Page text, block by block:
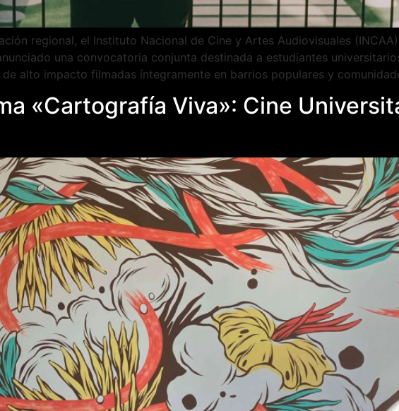
regional, el Instituto Nacional de Cine y Artes Audiovisuales
una convocatoria conjunta destinada a estudiantes
alto impacto filmadas íntegramente en barrios populares y
«Cartografía Viva»: Cine